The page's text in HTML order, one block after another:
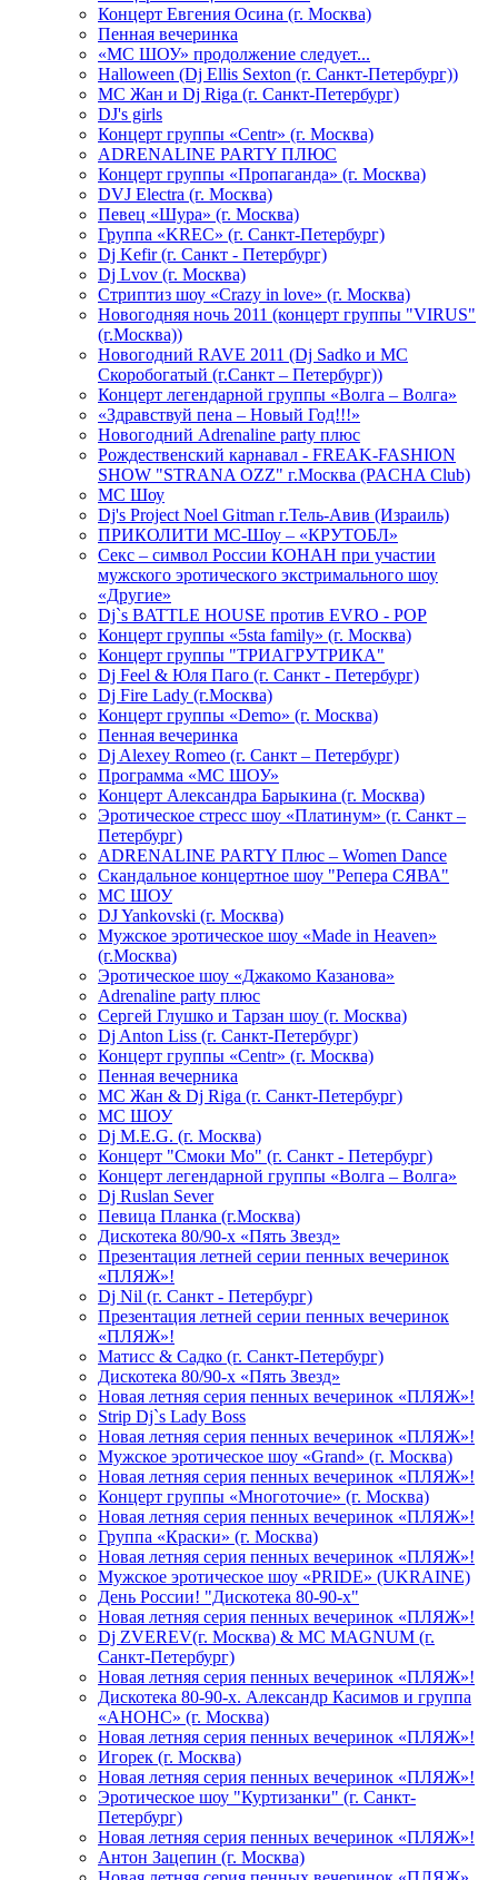
Концерт Евгения Осина (г. Москва)
Пенная вечеринка
«МС ШОУ» продолжение следует...
Halloween (Dj Ellis Sexton (г. Санкт-Петербург))
МС Жан и Dj Riga (г. Санкт-Петербург)
DJ's girls
Концерт группы «Centr» (г. Москва)
ADRENALINE PARTY ПЛЮС
Концерт группы «Пропаганда» (г. Москва)
DVJ Electra (г. Москва)
Певец «Шура» (г. Москва)
Группа «KREC» (г. Санкт-Петербург)
Dj Kefir (г. Санкт - Петербург)
Dj Lvov (г. Москва)
Стриптиз шоу «Crazy in love» (г. Москва)
Новогодняя ночь 2011 (концерт группы "VIRUS"
(г.Москва))
Новогодний RAVE 2011 (Dj Sadko и MC
Скоробогатый (г.Санкт – Петербург))
Концерт легендарной группы «Волга – Волга»
«Здравствуй пена – Новый Год!!!»
Новогодний Adrenaline party плюс
Рождественский карнавал - FREAK-FASHION
SHOW "STRANA OZZ" г.Москва (PACHA Club)
MC Шоу
Dj's Project Noel Gitman г.Тель-Авив (Израиль)
ПРИКОЛИТИ МС-Шоу – «КРУТОБЛ»
Секс – символ России КОНАН при участии
мужского эротического экстримального шоу
«Другие»
Dj`s BATTLE HOUSE против EVRO - POP
Концерт группы «5sta family» (г. Москва)
Концерт группы "ТРИАГРУТРИКА"
Dj Feel & Юля Паго (г. Санкт - Петербург)
Dj Fire Lady (г.Москва)
Концерт группы «Demo» (г. Москва)
Пенная вечеринка
Dj Alexey Romeo (г. Санкт – Петербург)
Программа «МС ШОУ»
Концерт Александра Барыкина (г. Москва)
Эротическое стресс шоу «Платинум» (г. Санкт –
Петербург)
ADRENALINE PARTY Плюс – Women Dance
Скандальное концертное шоу "Репера СЯВА"
МС ШОУ
DJ Yankovski (г. Москва)
Мужское эротическое шоу «Made in Heaven»
(г.Москва)
Эротическое шоу «Джакомо Казанова»
Adrenaline party плюс
Сергей Глушко и Тарзан шоу (г. Москва)
Dj Anton Liss (г. Санкт-Петербург)
Концерт группы «Centr» (г. Москва)
Пенная вечерника
МС Жан & Dj Riga (г. Санкт-Петербург)
МС ШОУ
Dj M.E.G. (г. Москва)
Концерт "Смоки Мо" (г. Санкт - Петербург)
Концерт легендарной группы «Волга – Волга»
Dj Ruslan Sever
Певица Планка (г.Москва)
Дискотека 80/90-х «Пять Звезд»
Презентация летней серии пенных вечеринок
«ПЛЯЖ»!
Dj Nil (г. Санкт - Петербург)
Презентация летней серии пенных вечеринок
«ПЛЯЖ»!
Матисс & Садко (г. Санкт-Петербург)
Дискотека 80/90-х «Пять Звезд»
Новая летняя серия пенных вечеринок «ПЛЯЖ»!
Strip Dj`s Lady Boss
Новая летняя серия пенных вечеринок «ПЛЯЖ»!
Мужское эротическое шоу «Grand» (г. Москва)
Новая летняя серия пенных вечеринок «ПЛЯЖ»!
Концерт группы «Многоточие» (г. Москва)
Новая летняя серия пенных вечеринок «ПЛЯЖ»!
Группа «Краски» (г. Москва)
Новая летняя серия пенных вечеринок «ПЛЯЖ»!
Мужское эротическое шоу «PRIDE» (UKRAINE)
День России! "Дискотека 80-90-х"
Новая летняя серия пенных вечеринок «ПЛЯЖ»!
Dj ZVEREV(г. Москва) & MC MAGNUM (г.
Санкт-Петербург)
Новая летняя серия пенных вечеринок «ПЛЯЖ»!
Дискотека 80-90-х. Александр Касимов и группа
«АНОНС» (г. Москва)
Новая летняя серия пенных вечеринок «ПЛЯЖ»!
Игорек (г. Москва)
Новая летняя серия пенных вечеринок «ПЛЯЖ»!
Эротическое шоу "Куртизанки" (г. Санкт-
Петербург)
Новая летняя серия пенных вечеринок «ПЛЯЖ»!
Антон Зацепин (г. Москва)